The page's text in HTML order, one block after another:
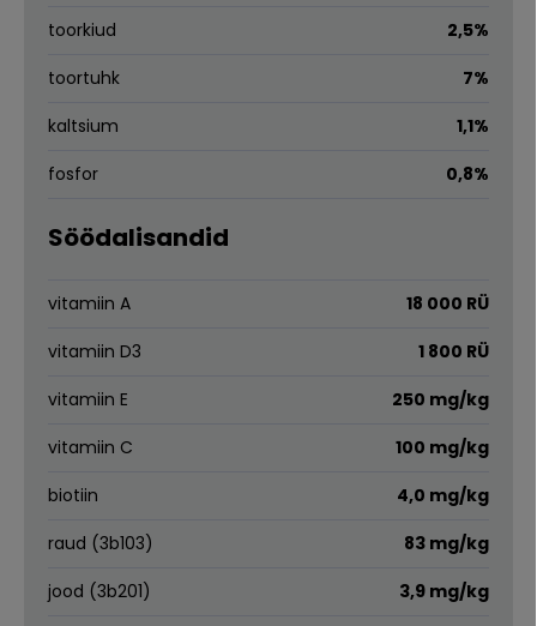
toorkiud
2,5%
toortuhk
7%
kaltsium
1,1%
fosfor
0,8%
Söödalisandid
vitamiin A
18 000 RÜ
vitamiin D3
1 800 RÜ
vitamiin E
250 mg/kg
vitamiin C
100 mg/kg
biotiin
4,0 mg/kg
raud (3b103)
83 mg/kg
jood (3b201)
3,9 mg/kg